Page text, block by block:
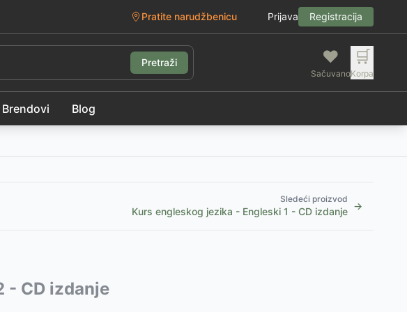
Pratite narudžbenicu Prijava Registracija
Pretraži ❤️
Sačuvano
🛒
Korpa
Brendovi Blog
Sledeći proizvod
Kurs engleskog jezika - Engleski 1 - CD izdanje →
- CD izdanje